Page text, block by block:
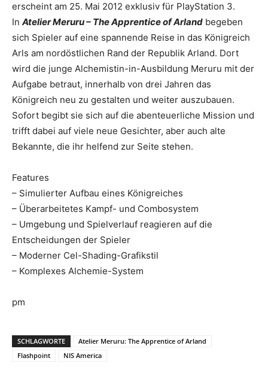
erscheint am 25. Mai 2012 exklusiv für PlayStation 3.
In Atelier Meruru – The Apprentice of Arland begeben
sich Spieler auf eine spannende Reise in das Königreich
Arls am nordöstlichen Rand der Republik Arland. Dort
wird die junge Alchemistin-in-Ausbildung Meruru mit der
Aufgabe betraut, innerhalb von drei Jahren das
Königreich neu zu gestalten und weiter auszubauen.
Sofort begibt sie sich auf die abenteuerliche Mission und
trifft dabei auf viele neue Gesichter, aber auch alte
Bekannte, die ihr helfend zur Seite stehen.
Features
– Simulierter Aufbau eines Königreiches
– Überarbeitetes Kampf- und Combosystem
– Umgebung und Spielverlauf reagieren auf die
Entscheidungen der Spieler
– Moderner Cel-Shading-Grafikstil
– Komplexes Alchemie-System
pm
SCHLAGWORTE
Atelier Meruru: The Apprentice of Arland
Flashpoint
NIS America